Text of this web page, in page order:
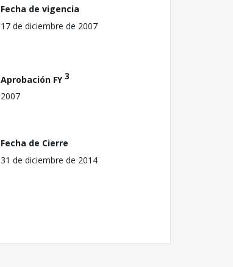
Fecha de vigencia
17 de diciembre de 2007
Aprobación FY3
2007
Fecha de Cierre
31 de diciembre de 2014